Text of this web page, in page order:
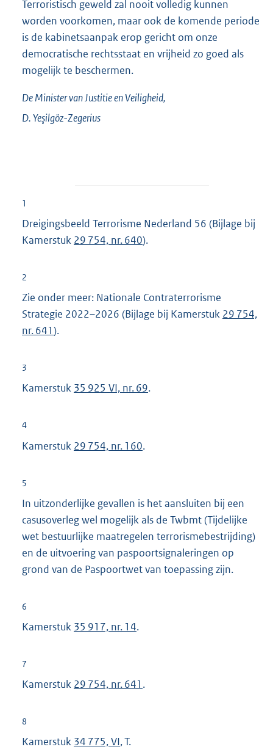
Terroristisch geweld zal nooit volledig kunnen
worden voorkomen, maar ook de komende periode
is de kabinetsaanpak erop gericht om onze
democratische rechtsstaat en vrijheid zo goed als
mogelijk te beschermen.
De Minister van Justitie en Veiligheid,
D.Yeşilgöz-Zegerius
1
Dreigingsbeeld Terrorisme Nederland 56 (Bijlage bij
Kamerstuk 29 754, nr. 640).
2
Zie onder meer: Nationale Contraterrorisme
Strategie 2022–2026 (Bijlage bij Kamerstuk 29 754,
nr. 641).
3
Kamerstuk 35 925 VI, nr. 69.
4
Kamerstuk 29 754, nr. 160.
5
In uitzonderlijke gevallen is het aansluiten bij een
casusoverleg wel mogelijk als de Twbmt (Tijdelijke
wet bestuurlijke maatregelen terrorismebestrijding)
en de uitvoering van paspoortsignaleringen op
grond van de Paspoortwet van toepassing zijn.
6
Kamerstuk 35 917, nr. 14.
7
Kamerstuk 29 754, nr. 641 .
8
Kamerstuk 34 775, VI, T.